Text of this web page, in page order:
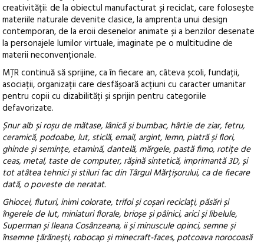
creativității: de la obiectul manufacturat și reciclat, care folosește
materiile naturale devenite clasice, la amprenta unui design
contemporan, de la eroii desenelor animate și a benzilor desenate
la personajele lumilor virtuale, imaginate pe o multitudine de
materii neconvenționale.
MȚR continuă să sprijine, ca în fiecare an, câteva școli, fundații,
asociații, organizații care desfășoară acțiuni cu caracter umanitar
pentru copii cu dizabilități și sprijin pentru categoriile
defavorizate.
Șnur alb și roșu de mătase, lânică și bumbac, hârtie de ziar, fetru,
ceramică, podoabe, lut, sticlă, email, argint, lemn, piatră și flori,
ghinde și semințe, etamină, dantelă, mărgele, pastă fimo, rotițe de
ceas, metal, taste de computer, rășină sintetică, imprimantă 3D, și
tot atâtea tehnici și stiluri fac din Târgul Mărțișorului, ca de fiecare
dată, o poveste de neratat.
Ghiocei, fluturi, inimi colorate, trifoi și coșari reciclați, păsări și
îngerele de lut, miniaturi florale, brioșe și pâinici, arici și libelule,
Superman și Ileana Cosânzeana, ii și minuscule opinci, semne și
însemne țărănești, robocap și minecraft-faces, potcoava norocoasă